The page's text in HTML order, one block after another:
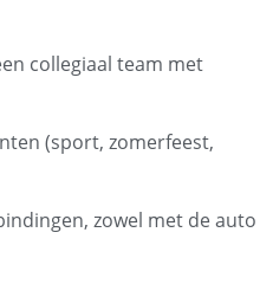
collegiaal team met
(sport, zomerfeest,
zowel met de auto